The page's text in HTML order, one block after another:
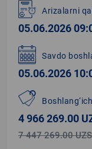
1
of
5
Arizalarni
05.06.2026
Savdo
05.06.2026
4 966 269.00
7 447 269.00